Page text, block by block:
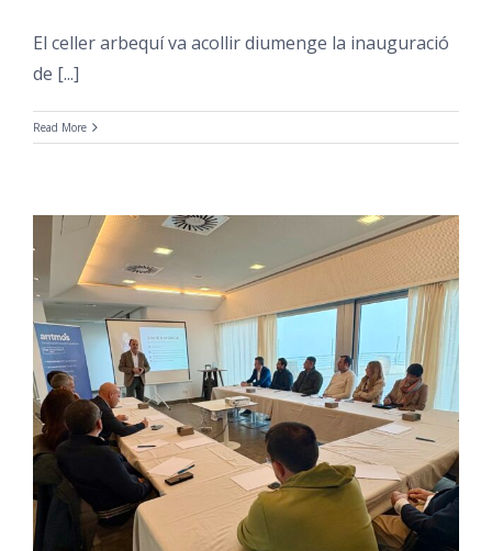
El celler arbequí va acollir diumenge la inauguració
de [...]
Read More